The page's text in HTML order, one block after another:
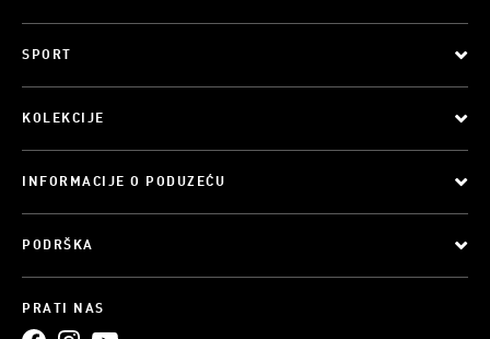
SPORT
KOLEKCIJE
INFORMACIJE O PODUZEĆU
PODRŠKA
PRATI NAS